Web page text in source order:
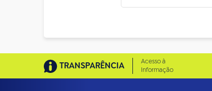
TRANSPARÊNCIA
Acesso à
Informação